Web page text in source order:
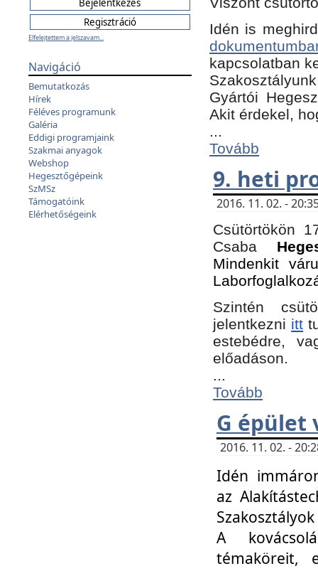
Elfelejtettem a jelszavam...
Navigáció
Bemutatkozás
Hírek
Féléves programunk
Galéria
Eddigi programjaink
Szakmai anyagok
Webshop
Hegesztőgépeink
SzMSz
Támogatóink
Elérhetőségeink
Idén is
kapcsolatban
Gyártói
Akit érdekel,
...
Tovább
9. heti
2016. 11. 02. -
Csütörtökön
Csaba
Mindenkit
Szintén
jelentkezni itt
estebédre,
előadáson.
...
Tovább
G épület
2016. 11. 02. -
Idén
az
A
témaköreit,